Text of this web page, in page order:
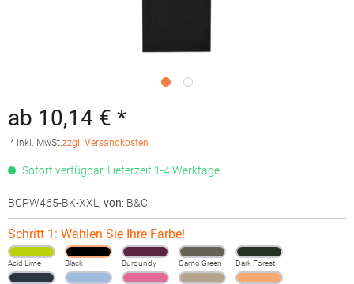
ab 10,14 € *
* inkl. MwSt.zzgl. Versandkosten
Sofort verfügbar, Lieferzeit 1-4 Werktage
BCPW465-BK-XXL , von: B&C
Schritt 1: Wählen Sie Ihre Farbe!
Acid Lime Black Burgundy Camo Green Dark Forest